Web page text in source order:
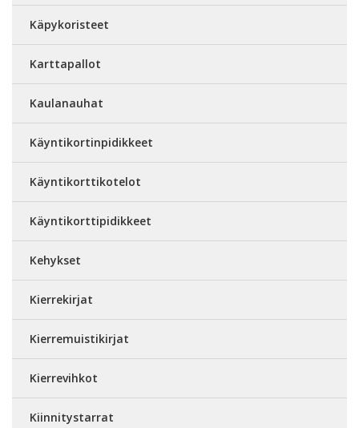
Käpykoristeet
Karttapallot
Kaulanauhat
Käyntikortinpidikkeet
Käyntikorttikotelot
Käyntikorttipidikkeet
Kehykset
Kierrekirjat
Kierremuistikirjat
Kierrevihkot
Kiinnitystarrat